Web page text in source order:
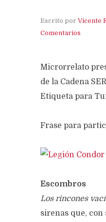
Escrito por Vicente
Comentarios
Microrrelato
de la Cadena
Etiqueta para
Frase para
Escombros
Los rincones
sirenas que,